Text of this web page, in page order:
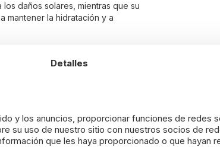
daños solares, mientras que su
mantener la hidratación y a
Detalles
y los anuncios, proporcionar funciones de redes
su uso de nuestro sitio con nuestros socios de
que les haya proporcionado o que hayan